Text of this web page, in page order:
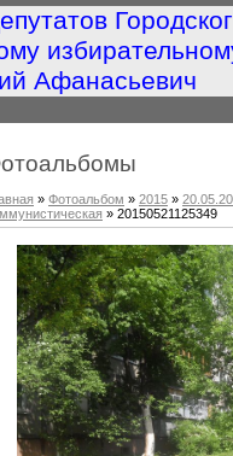
Афанасьевич
» Фотоальбом » 2015 »
» 20150521125349